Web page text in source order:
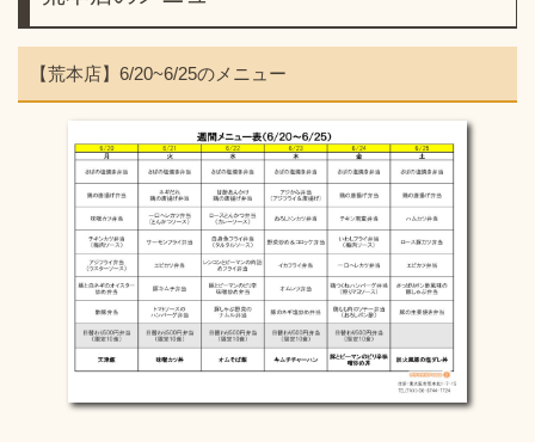
【荒本店】6/20~6/25のメニュー